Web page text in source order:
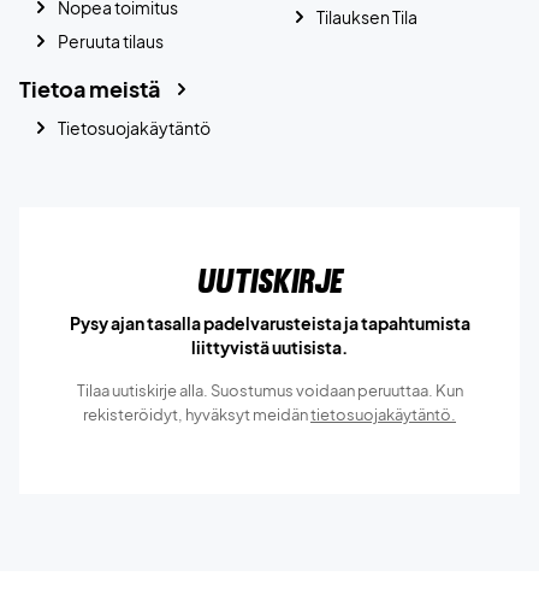
Nopea toimitus
Peruuta tilaus
Tilauksen Tila
Tietoa meistä
Tietosuojakäytäntö
Uutiskirje
Pysy ajan tasalla padelvarusteista ja tapahtumista
liittyvistä uutisista.
Tilaa uutiskirje alla. Suostumus voidaan peruuttaa. Kun
rekisteröidyt, hyväksyt meidäntietosuojakäytäntö.